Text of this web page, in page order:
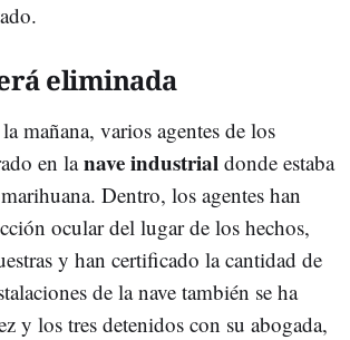
eliminada
mañana, varios agentes de los
en lanave industrial donde estaba
Dentro, los agentes han
ocular del lugar de los hechos,
y han certificado la cantidad de
de la nave también se ha
y los tres detenidos con su abogada,